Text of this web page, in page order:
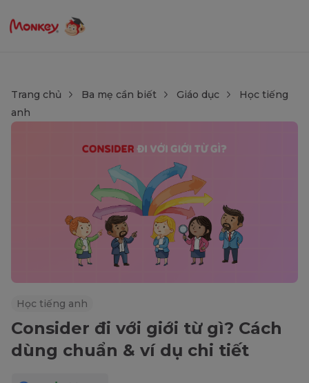
Trang chủ Ba mẹ cần biết Giáo dục
Học tiếng
anh
Học tiếng anh
Consider đi với giới từ gì? Cách
dùng chuẩn & ví dụ chi tiết